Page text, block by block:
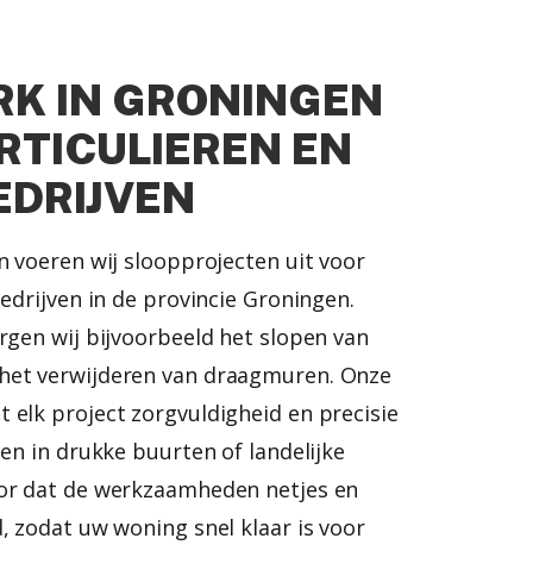
IN GRONINGEN
EN
voeren wij sloopprojecten uit voor
in de provincie Groningen.
wij bijvoorbeeld het slopen van
verwijderen van draagmuren. Onze
elk project zorgvuldigheid en precisie
in drukke buurten of landelijke
dat de werkzaamheden netjes en
zodat uw woning snel klaar is voor